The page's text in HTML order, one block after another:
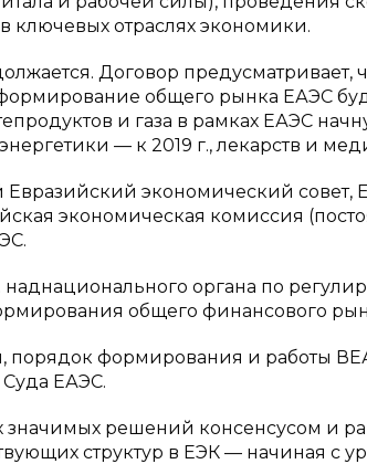
ключевых отраслях экономики.
Договор предусматривает,
общего рынка ЕАЭС
и газа в рамках ЕАЭС
— к 2019 г., лекарств и
экономический совет,
экономическая комиссия
наднационального органа по
общего финансового
формирования и работы
Суда ЕАЭС.
решений консенсусом и
структур в ЕЭК — начиная с